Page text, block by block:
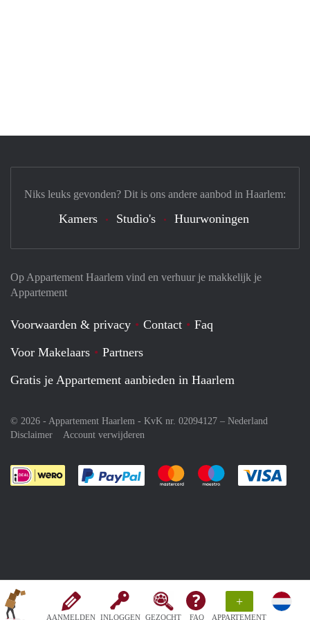
AANMELDEN INLOGGEN GEZOCHT FAQ
+
APPARTEMENT
Op Appartement Haarlem vind en verhuur je makkelijk je
Appartement
Voorwaarden & privacy Contact
Faq
Voor Makelaars
Partners
Gratis je Appartement aanbieden in Haarlem
© 2026 - Appartement Haarlem - KvK nr. 02094127 – Nederland
Disclaimer
Account verwijderen
Je rekent gemakkelijk af met Paypal
Je rekent gemakkelijk af met
Je rekent
Niks leuks gevonden? Dit is ons andere aanbod in Haarlem:
Kamers Studio's Huurwoningen